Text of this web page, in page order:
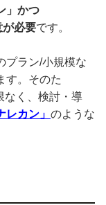
」かつ
が必要です。
プラン/小規模な
す。そのた
なく、検討・導
レカン」 のような